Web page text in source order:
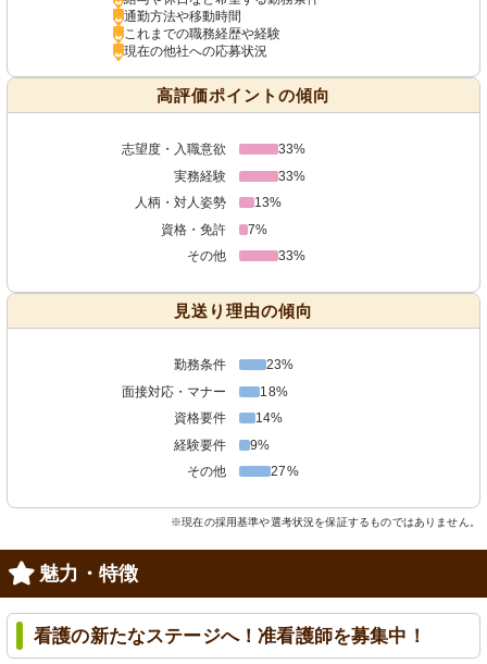
通勤方法や移動時間
これまでの職務経歴や経験
現在の他社への応募状況
高評価ポイントの傾向
志望度・入職意欲
33%
実務経験
33%
人柄・対人姿勢
13%
資格・免許
7%
その他
33%
見送り理由の傾向
勤務条件
23%
面接対応・マナー
18%
資格要件
14%
経験要件
9%
その他
27%
※現在の採用基準や選考状況を保証するものではありません。
魅力・特徴
看護の新たなステージへ！准看護師を募集中！